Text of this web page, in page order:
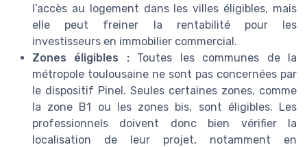
l’accès au logement dans les villes éligibles, mais
elle peut freiner la rentabilité pour les
investisseurs en immobilier commercial.
Zones éligibles :Toutes les communes de la
métropole toulousaine ne sont pas concernées par
le dispositif Pinel. Seules certaines zones, comme
la zone B1 ou les zones bis, sont éligibles. Les
professionnels doivent donc bien vérifier la
localisation de leur projet, notamment en